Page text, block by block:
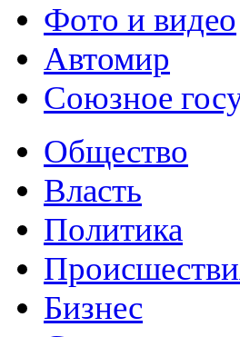
Фото и видео
Автомир
Союзное
Общество
Власть
Политика
Бизнес